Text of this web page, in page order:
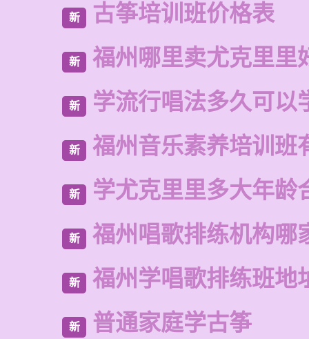
新 古筝培训班价格表
新 福州哪里卖尤克里里
新 学流行唱法多久可以
新 福州音乐素养培训班
新 学尤克里里多大年龄
新 福州唱歌排练机构哪
新 福州学唱歌排练班地
新 普通家庭学古筝